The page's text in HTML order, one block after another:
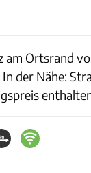
Ortsrand
der Nähe: